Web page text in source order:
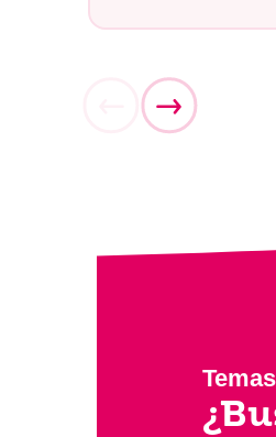
Temas